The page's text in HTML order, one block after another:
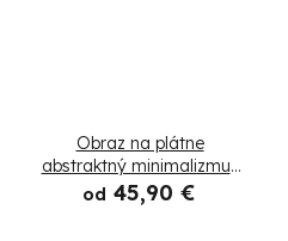
Obraz na plátne
abstraktný minimalizmus
zlatý
od 45,90 €